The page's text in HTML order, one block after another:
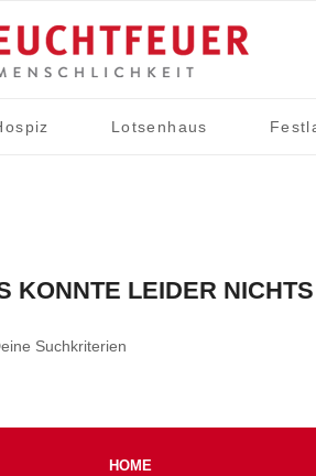
Lotsenhaus
KONNTE LEIDER
Suchkriterien
HOME